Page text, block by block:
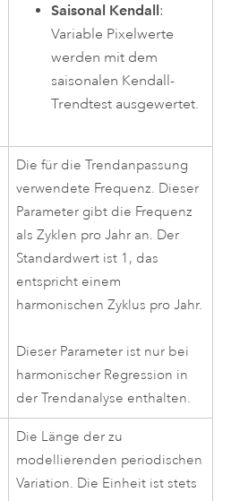
Saisonal Kendall:
Variable Pixelwerte
werden mit dem
saisonalen Kendall-
Trendtest ausgewertet.
Die für die Trendanpassung
verwendete Frequenz. Dieser
Parameter gibt die Frequenz
als Zyklen pro Jahr an. Der
Standardwert ist 1, das
entspricht einem
harmonischen Zyklus pro Jahr.
Dieser Parameter ist nur bei
harmonischer Regression in
der Trendanalyse enthalten.
Die Länge der zu
modellierenden periodischen
Variation. Die Einheit ist stets